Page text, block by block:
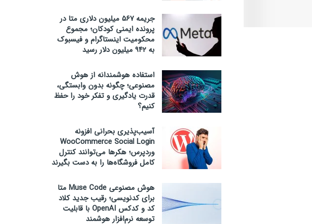
جریمه ۵۶۷ میلیون دلاری متا در
پرونده ایمنی کودکان؛ مجموع
محکومیت اینستاگرام و فیسبوک
به ۹۴۲ میلیون دلار رسید
استفاده هوشمندانه از هوش
مصنوعی؛ چگونه بدون وابستگی،
قدرت یادگیری و تفکر خود را حفظ
کنیم؟
آسیب‌پذیری بحرانی افزونه
WooCommerce Social Login
وردپرس؛ هکرها می‌توانند کنترل
کامل فروشگاه‌ها را به دست بگیرند
هوش مصنوعی Muse Code متا
برای کدنویسی؛ رقیب جدید کلاد
کد و کدکس OpenAI با قابلیت
توسعه نرم‌افزار هوشمند